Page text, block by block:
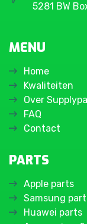
5281 BW
MENU
Home
Kwaliteiten
Over
FAQ
Contact
PARTS
Apple parts
Samsung
Huawei parts